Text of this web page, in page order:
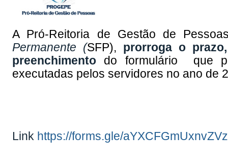
A Pró-Reitoria de Gestão de
Permanente (SFP), prorroga o prazo
preenchimento do formulário que
executadas pelos servidores no ano de
Link https://forms.gle/